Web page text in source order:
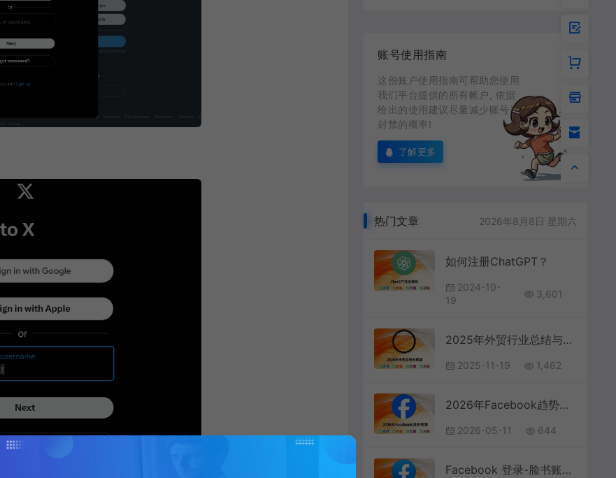
账号使用指南
这份账户使用指南可帮助您使用
我们平台提供的所有帐户, 依据
给出的使用建议尽量减少账号被
封禁的概率!
了解更多
热门文章 2026年8月8日 星期六
如何注册ChatGPT？
2024-10-
19
3,601
2025年外贸行业总结与2026年趋势展望
2025-11-19 1,462
2026年Facebook趋势预测：社交媒体的新玩法与机会
2026-05-11 644
Facebook 登录-脸书账号登录常见问题及解决办法